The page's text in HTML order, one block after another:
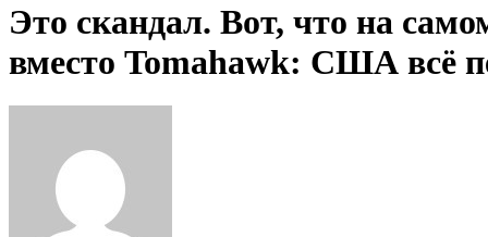
Это скандал. Вот, что на
вместо Tomahawk: США всё